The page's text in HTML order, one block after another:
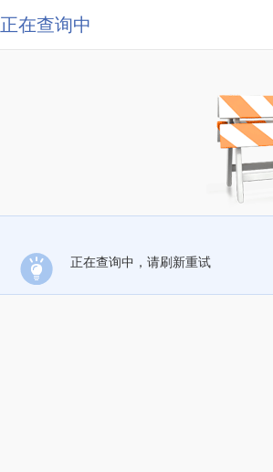
正在查询中
正在查询中，请刷新重试